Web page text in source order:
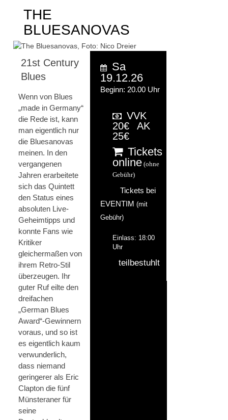
THE
BLUESANOVAS
21st Century
Blues
Wenn von Blues
„made in Germany“
die Rede ist, kann
man eigentlich nur
die Bluesanovas
meinen. In den
vergangenen
Jahren erarbeitete
sich das Quintett
den Status eines
absoluten Live-
Geheimtipps und
konnte Fans wie
Kritiker
gleichermaßen von
ihrem Retro-Stil
überzeugen. Ihr
guter Ruf eilte den
dreifachen
„German Blues
Award“-Gewinnern
voraus, und so ist
es eigentlich kaum
verwunderlich,
dass niemand
geringerer als Eric
Clapton die fünf
Münsteraner für
seine
Sa
19.12.26
Beginn: 20.00 Uhr
VVK
20€
AK
25€
Tickets
online(ohne
Gebühr)
Tickets bei
EVENTIM (mit
Gebühr)
Einlass: 18:00
Uhr
teilbestuhlt